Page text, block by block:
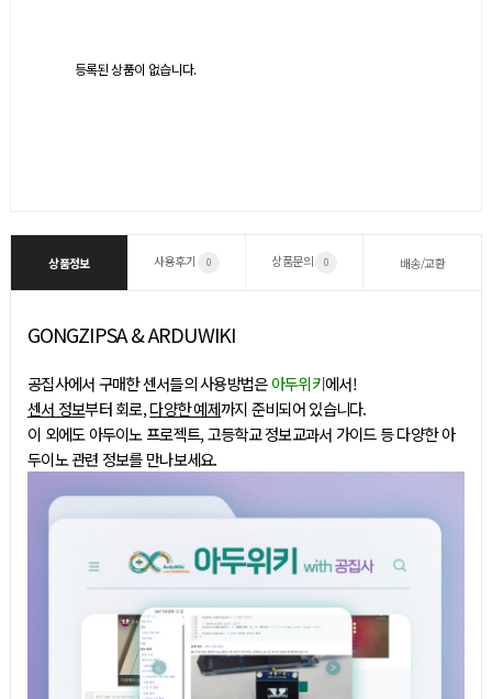
등록된 상품이 없습니다.
상품정보 사용후기 0 상품문의 0 배송/교환
GONGZIPSA & ARDUWIKI
공집사에서 구매한 센서들의 사용방법은아두위키에서!
센서 정보부터 회로,다양한 예제까지 준비되어 있습니다.
이 외에도 아두이노 프로젝트, 고등학교 정보교과서 가이드 등 다양한 아
두이노 관련 정보를 만나보세요.